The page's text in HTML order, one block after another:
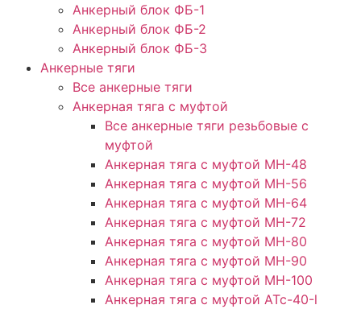
Анкерный блок ФБ-1
Анкерный блок ФБ-2
Анкерный блок ФБ-3
Анкерные тяги
Все анкерные тяги
Анкерная тяга с муфтой
Все анкерные тяги резьбовые с
муфтой
Анкерная тяга с муфтой МН-48
Анкерная тяга с муфтой МН-56
Анкерная тяга с муфтой МН-64
Анкерная тяга с муфтой МН-72
Анкерная тяга с муфтой МН-80
Анкерная тяга с муфтой МН-90
Анкерная тяга с муфтой МН-100
Анкерная тяга с муфтой АТс-40-l